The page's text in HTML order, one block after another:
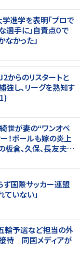
進学を表明「プロで
選手に」自責点０で
なかった」
からのリスタートと
強し、リーグを熟知す
世が妻の“ワンオペ
！ボールも嫁の炎上
倉、久保、長友夫妻
国際サッカー連盟
ていない」
輪予選など担当の外
待 同国メディアが